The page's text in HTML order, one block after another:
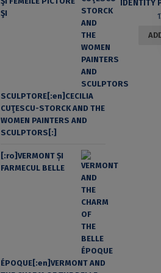
ŞI
SCULPTORE[:en]CECILIA
CUŢESCU-STORCK AND THE
WOMEN PAINTERS AND
SCULPTORS[:]
[:ro]VERMONT ȘI
FARMECUL BELLE
ÉPOQUE[:en]VERMONT AND